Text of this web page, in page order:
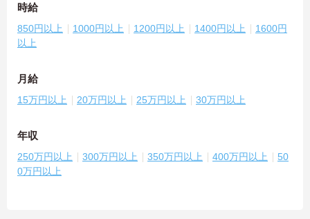
時給
850円以上 1000円以上 1200円以上 1400円以上
1600円
以上
月給
15万円以上 20万円以上 25万円以上 30万円以上
年収
250万円以上 300万円以上 350万円以上 400万円以上
50
0万円以上